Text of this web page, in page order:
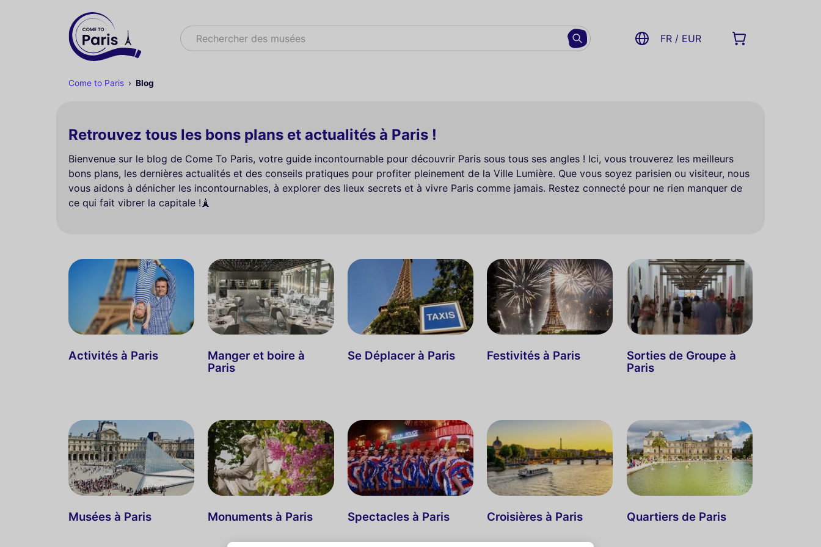
Rechercher
Rechercher des musées FR / EUR
Come to Paris Blog
Retrouvez tous les bons plans et actualités à Paris !
Bienvenue sur le blog de Come To Paris, votre guide incontournable pour découvrir Paris sous tous ses angles ! Ici, vous trouverez les meilleurs
bons plans, les dernières actualités et des conseils pratiques pour profiter pleinement de la Ville Lumière. Que vous soyez parisien ou visiteur, nous
vous aidons à dénicher les incontournables, à explorer des lieux secrets et à vivre Paris comme jamais. Restez connecté pour ne rien manquer de
ce qui fait vibrer la capitale !🗼
Activités à Paris
Manger et boire à
Paris
Se Déplacer à Paris Festivités à Paris
Sorties de Groupe à
Paris
Musées à Paris Monuments à Paris Spectacles à Paris Croisières à Paris Quartiers de Paris